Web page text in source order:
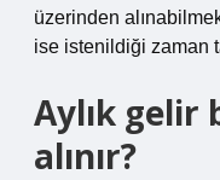
üzerinden
ise istenildiği zaman
Aylık gelir
alınır?